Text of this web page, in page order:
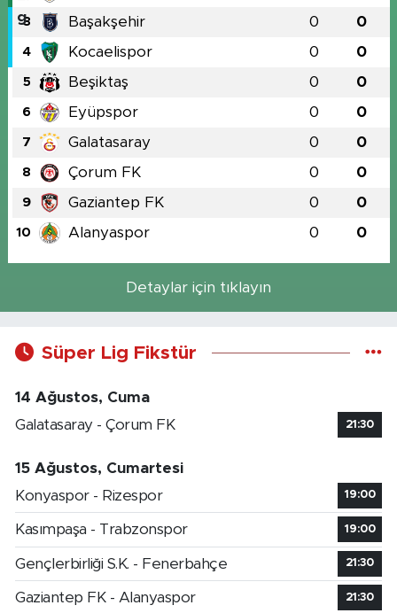
3 Başakşehir 0 0
4 Kocaelispor 0 0
5 Beşiktaş 0 0
6 Eyüpspor 0 0
7 Galatasaray 0 0
8 Çorum FK 0 0
9 Gaziantep FK 0 0
10 Alanyaspor 0 0
Detaylar için tıklayın
Süper Lig Fikstür
14 Ağustos, Cuma
Galatasaray - Çorum FK
21:30
15 Ağustos, Cumartesi
Konyaspor - Rizespor
19:00
Kasımpaşa - Trabzonspor 19:00
Gençlerbirliği S.K. - Fenerbahçe 21:30
Gaziantep FK - Alanyaspor 21:30